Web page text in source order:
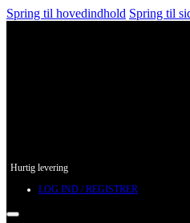
Spring til hovedindhold Spring til
Hurtig levering
LOG IND / REGISTRER